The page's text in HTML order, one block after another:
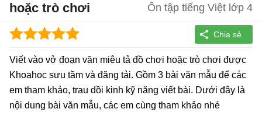
hoặc trò chơi
Ôn tập tiếng Việt lớp 4
Viết vào vở đoạn văn miêu tả đồ chơi hoặc trò chơi được
Khoahoc sưu tầm và đăng tải. Gồm 3 bài văn mẫu để các
em tham khảo, trau dồi kinh kỹ năng viết bài. Dưới đây là
nội dung bài văn mẫu, các em cùng tham khảo nhé